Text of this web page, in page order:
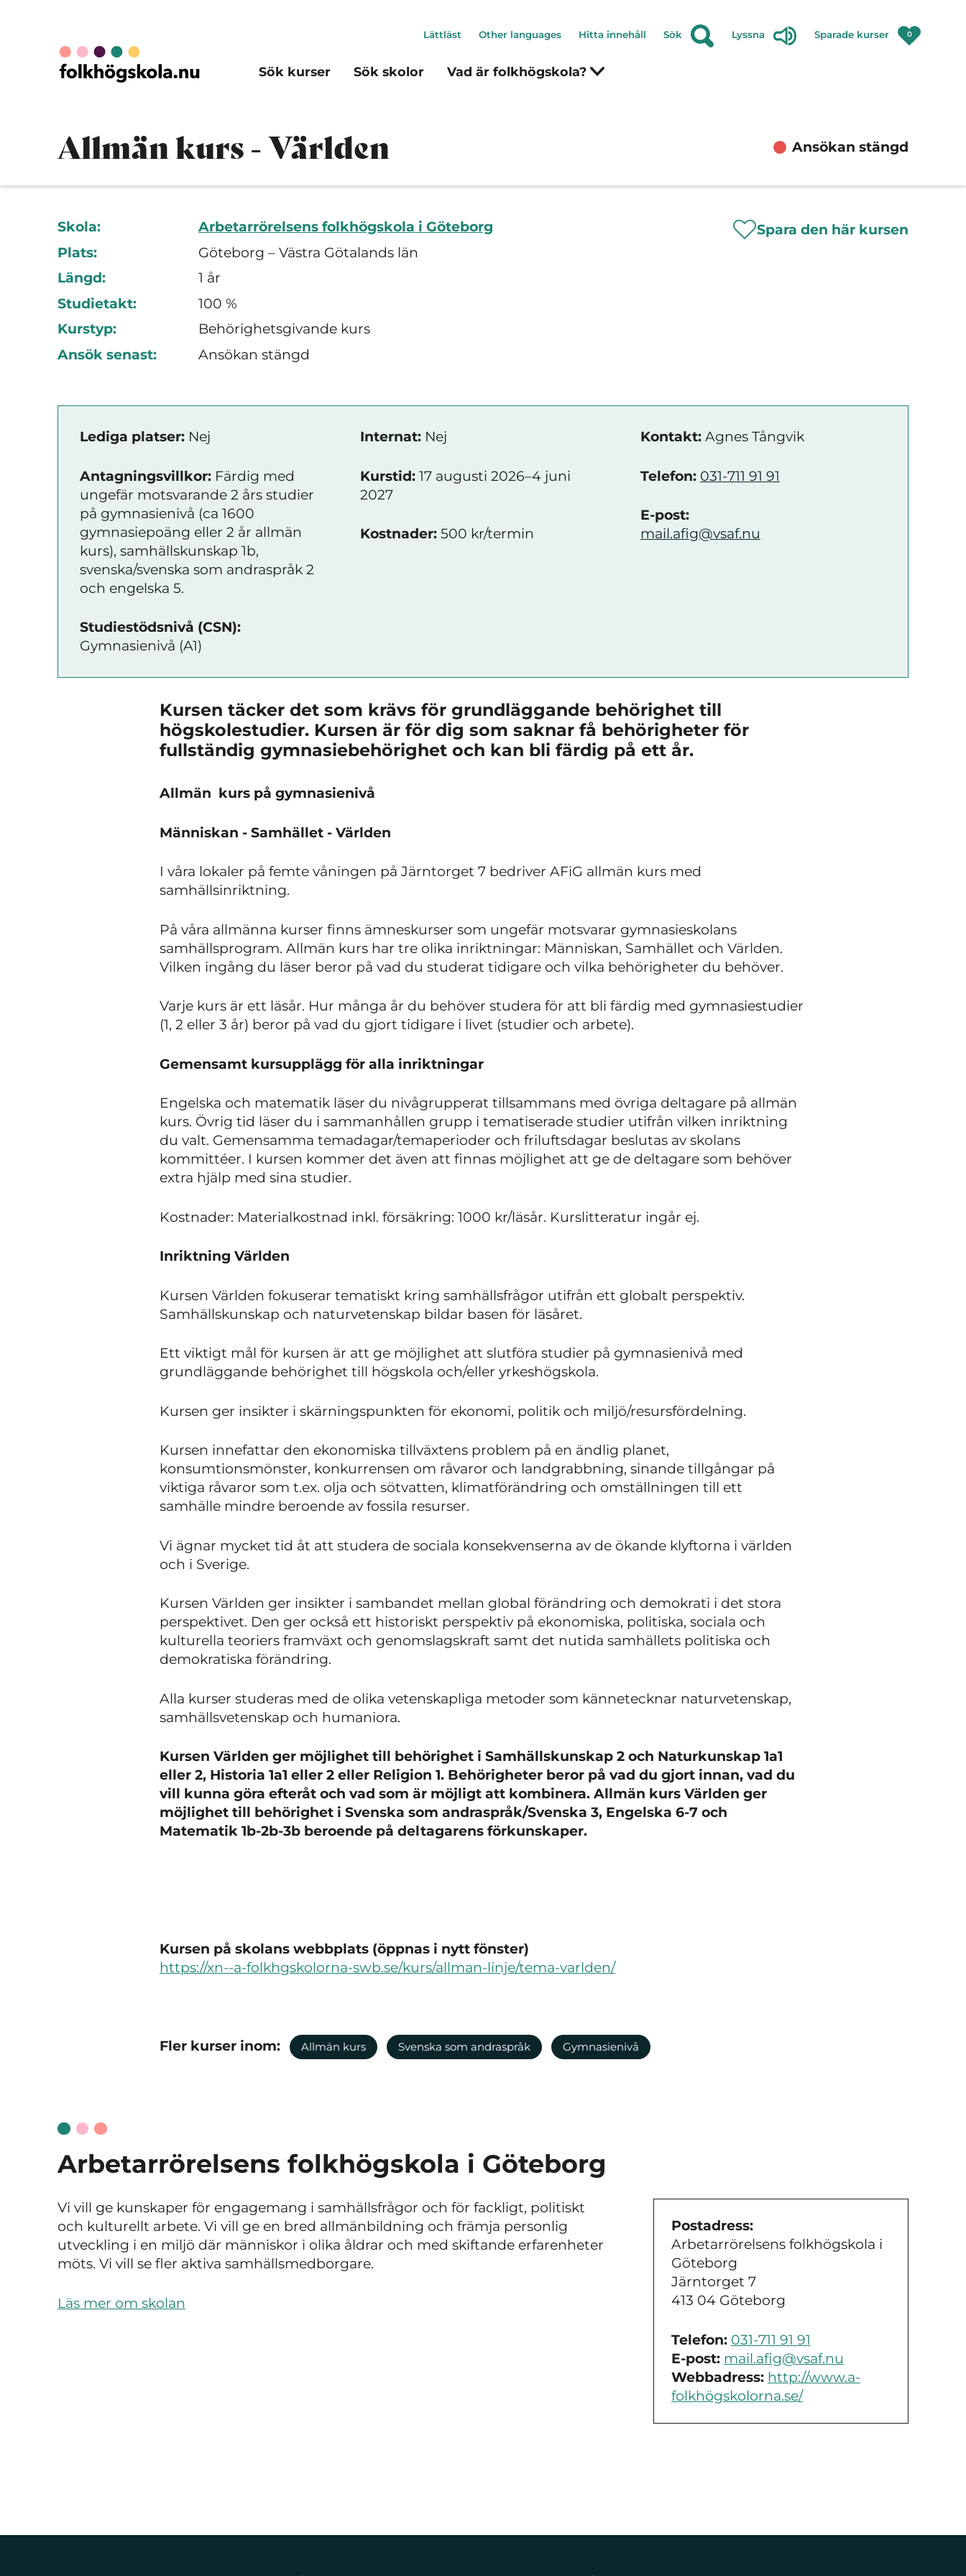
Sök kurser Sök skolor Vad är folkhögskola?
Lättläst Other languages Hitta innehåll Sök Lyssna Sparade kurser 0
Allmän kurs - Världen Ansökan stängd
Skola:
Arbetarrörelsens folkhögskola i Göteborg
Plats:
Göteborg – Västra Götalands län
Längd:
1 år
Studietakt:
100 %
Kurstyp:
Behörighetsgivande kurs
Ansök senast:
Ansökan stängd
Spara den här kursen
Lediga platser: Nej
Antagningsvillkor: Färdig med
ungefär motsvarande 2 års studier
på gymnasienivå (ca 1600
gymnasiepoäng eller 2 år allmän
kurs), samhällskunskap 1b,
svenska/svenska som andraspråk 2
och engelska 5.
Studiestödsnivå (CSN):
Gymnasienivå (A1)
Internat: Nej
Kurstid: 17 augusti 2026–4 juni
2027
Kostnader: 500 kr/termin
Kontakt: Agnes Tångvik
Telefon: 031-711 91 91
E-post:
mail.afig@vsaf.nu
Kursen täcker det som krävs för grundläggande behörighet till
högskolestudier. Kursen är för dig som saknar få behörigheter för
fullständig gymnasiebehörighet och kan bli färdig på ett år.
Allmän kurs på gymnasienivå
Människan - Samhället - Världen
I våra lokaler på femte våningen på Järntorget 7 bedriver AFiG allmän kurs med
samhällsinriktning.
På våra allmänna kurser finns ämneskurser som ungefär motsvarar gymnasieskolans
samhällsprogram. Allmän kurs har tre olika inriktningar: Människan, Samhället och Världen.
Vilken ingång du läser beror på vad du studerat tidigare och vilka behörigheter du behöver.
Varje kurs är ett läsår. Hur många år du behöver studera för att bli färdig med gymnasiestudier
(1, 2 eller 3 år) beror på vad du gjort tidigare i livet (studier och arbete).
Gemensamt kursupplägg för alla inriktningar
Engelska och matematik läser du nivågrupperat tillsammans med övriga deltagare på allmän
kurs. Övrig tid läser du i sammanhållen grupp i tematiserade studier utifrån vilken inriktning
du valt. Gemensamma temadagar/temaperioder och friluftsdagar beslutas av skolans
kommittéer. I kursen kommer det även att finnas möjlighet att ge de deltagare som behöver
extra hjälp med sina studier.
Kostnader: Materialkostnad inkl. försäkring: 1000 kr/läsår. Kurslitteratur ingår ej.
Inriktning Världen
Kursen Världen fokuserar tematiskt kring samhällsfrågor utifrån ett globalt perspektiv.
Samhällskunskap och naturvetenskap bildar basen för läsåret.
Ett viktigt mål för kursen är att ge möjlighet att slutföra studier på gymnasienivå med
grundläggande behörighet till högskola och/eller yrkeshögskola.
Kursen ger insikter i skärningspunkten för ekonomi, politik och miljö/resursfördelning.
Kursen innefattar den ekonomiska tillväxtens problem på en ändlig planet,
konsumtionsmönster, konkurrensen om råvaror och landgrabbning, sinande tillgångar på
viktiga råvaror som t.ex. olja och sötvatten, klimatförändring och omställningen till ett
samhälle mindre beroende av fossila resurser.
Vi ägnar mycket tid åt att studera de sociala konsekvenserna av de ökande klyftorna i världen
och i Sverige.
Kursen Världen ger insikter i sambandet mellan global förändring och demokrati i det stora
perspektivet. Den ger också ett historiskt perspektiv på ekonomiska, politiska, sociala och
kulturella teoriers framväxt och genomslagskraft samt det nutida samhällets politiska och
demokratiska förändring.
Alla kurser studeras med de olika vetenskapliga metoder som kännetecknar naturvetenskap,
samhällsvetenskap och humaniora.
Kursen Världen ger möjlighet till behörighet i Samhällskunskap 2 och Naturkunskap 1a1
eller 2, Historia 1a1 eller 2 eller Religion 1. Behörigheter beror på vad du gjort innan, vad du
vill kunna göra efteråt och vad som är möjligt att kombinera. Allmän kurs Världen ger
möjlighet till behörighet i Svenska som andraspråk/Svenska 3, Engelska 6-7 och
Matematik 1b-2b-3b beroende på deltagarens förkunskaper.
Kursen på skolans webbplats (öppnas i nytt fönster)
https://xn--a-folkhgskolorna-swb.se/kurs/allman-linje/tema-varlden/
Fler kurser inom: Allmän kurs Svenska som andraspråk Gymnasienivå
Arbetarrörelsens folkhögskola i Göteborg
Vi vill ge kunskaper för engagemang i samhällsfrågor och för fackligt, politiskt
och kulturellt arbete. Vi vill ge en bred allmänbildning och främja personlig
utveckling i en miljö där människor i olika åldrar och med skiftande erfarenheter
möts. Vi vill se fler aktiva samhällsmedborgare.
Läs mer om skolan
Postadress:
Arbetarrörelsens folkhögskola i
Göteborg
Järntorget 7
413 04 Göteborg
Telefon: 031-711 91 91
E-post: mail.afig@vsaf.nu
Webbadress: http://www.a-
folkhögskolorna.se/